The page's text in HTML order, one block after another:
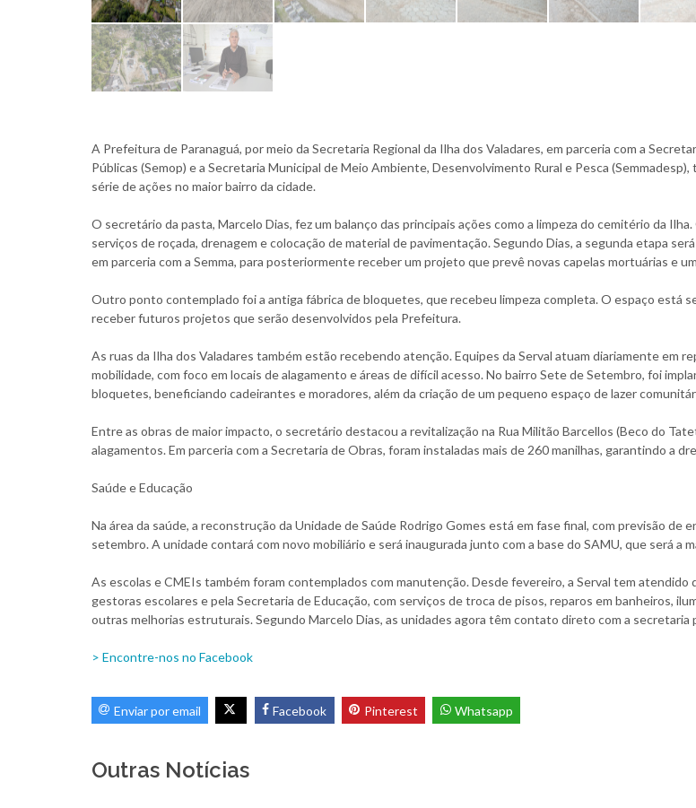
A Prefeitura de Paranaguá, por meio da Secretaria Regional da Ilha dos Valadares, em parceria com a
Públicas (Semop) e a Secretaria Municipal de Meio Ambiente, Desenvolvimento Rural e Pesca
série de ações no maior bairro da cidade.
O secretário da pasta, Marcelo Dias, fez um balanço das principais ações como a limpeza do cemitério da
serviços de roçada, drenagem e colocação de material de pavimentação. Segundo Dias, a segunda etapa
em parceria com a Semma, para posteriormente receber um projeto que prevê novas capelas mortuárias e
Outro ponto contemplado foi a antiga fábrica de bloquetes, que recebeu limpeza completa. O espaço está
receber futuros projetos que serão desenvolvidos pela Prefeitura.
As ruas da Ilha dos Valadares também estão recebendo atenção. Equipes da Serval atuam diariamente em
mobilidade, com foco em locais de alagamento e áreas de difícil acesso. No bairro Sete de Setembro, foi
bloquetes, beneficiando cadeirantes e moradores, além da criação de um pequeno espaço de lazer
Entre as obras de maior impacto, o secretário destacou a revitalização na Rua Militão Barcellos (Beco do
alagamentos. Em parceria com a Secretaria de Obras, foram instaladas mais de 260 manilhas, garantindo a
Saúde e Educação
Na área da saúde, a reconstrução da Unidade de Saúde Rodrigo Gomes está em fase final, com previsão de
setembro. A unidade contará com novo mobiliário e será inaugurada junto com a base do SAMU, que será a
As escolas e CMEIs também foram contemplados com manutenção. Desde fevereiro, a Serval tem atendido
gestoras escolares e pela Secretaria de Educação, com serviços de troca de pisos, reparos em banheiros,
outras melhorias estruturais. Segundo Marcelo Dias, as unidades agora têm contato direto com a secretaria
> Encontre-nos no Facebook
Enviar por email Facebook Pinterest Whatsapp
Outras Notícias